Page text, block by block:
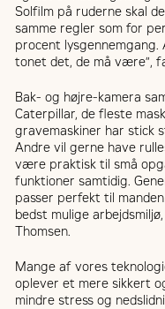
Solfilm på ruderne skal
samme regler som for
procent lysgennemgang.
tonet det, de må være”,
Bak- og højre-kamera
Caterpillar, de fleste
gravemaskiner har stick
Andre vil gerne have
være praktisk til små
funktioner samtidig.
passer perfekt til
bedst mulige
Thomsen.
Mange af vores
oplever et mere sikkert
mindre stress og